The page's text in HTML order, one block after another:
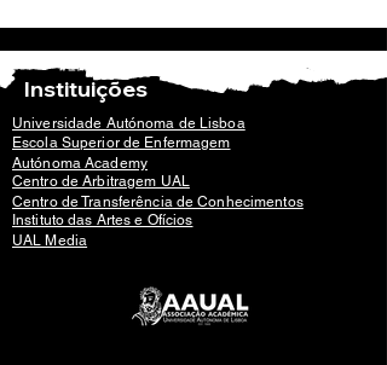
Instituições
Universidade Autónoma de Lisboa
Escola Superior de Enfermagem
Autónoma Academy
Centro de Arbitragem UAL
Centro de Transferência de Conhecimentos
Instituto das Artes e Ofícios
UAL Media